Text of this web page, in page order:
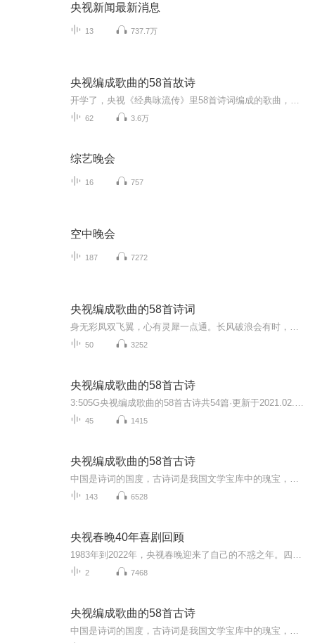
央视新闻最新消息
13 737.7万
央视编成歌曲的58首故诗
62 3.6万
综艺晚会
16 757
空中晚会
187 7272
央视编成歌曲的58首诗词
50 3252
央视编成歌曲的58首古诗
45 1415
央视编成歌曲的58首古诗
143 6528
央视春晚40年喜剧回顾
2 7468
央视编成歌曲的58首古诗